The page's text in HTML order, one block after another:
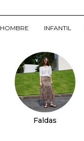
HOMBRE INFANTIL
Faldas